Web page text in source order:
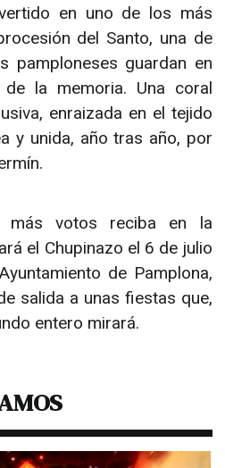
en uno de los más
del Santo, una de
pamploneses guardan en
la memoria. Una coral
enraizada en el tejido
y unida, año tras año, por
más votos reciba en la
el Chupinazo el 6 de julio
de Pamplona,
salida a unas fiestas que,
entero mirará.